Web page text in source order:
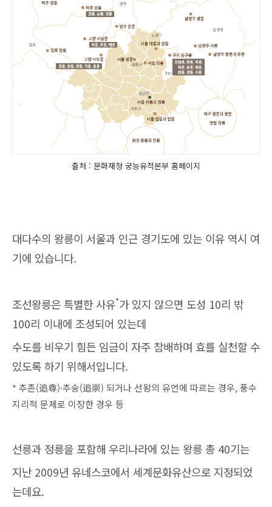
출처 : 문화재청 궁능유적본부 홈페이지
대다수의 왕릉이 서울과 인근 경기도에 있는 이유 역시 여
기에 있습니다.
조선왕릉은 특별한 사유*가 있지 않으면 도성 10리 밖
100리 이내에 조성되어 있는데
수도를 비우기 힘든 임금이 자주 참배하며 효를 실천할 수
있도록 하기 위해서입니다.
* 추존(追尊)·추숭(追崇) 되거나 선왕의 유언에 따르는 경우, 풍수
지리적 문제로 이장한 경우 등
선릉과 정릉을 포함해 우리나라에 있는 왕릉 총 40기는
지난 2009년 유네스코에서 세계문화유산으로 지정되었
는데요.